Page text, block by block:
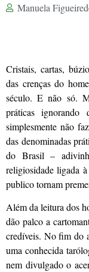
Manuela
Cristais, cartas,
das crenças do
século. E não só.
práticas
simplesmente não
das denominadas
do Brasil –
religiosidade ligada
publico tornam
Além da leitura dos
dão palco a
credíveis. No fim do
uma conhecida
nem divulgado o